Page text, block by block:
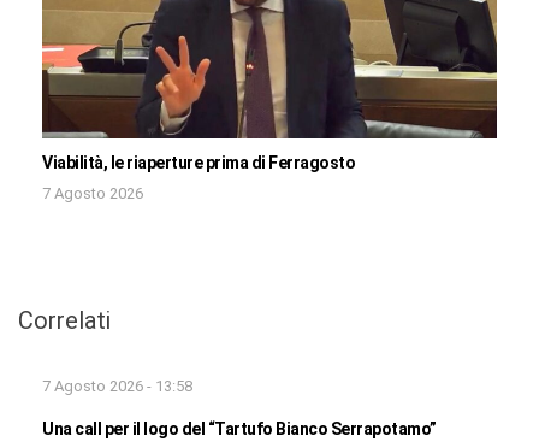
Viabilità, le riaperture prima di Ferragosto
7 Agosto 2026
Correlati
7 Agosto 2026 - 13:58
Una call per il logo del “Tartufo Bianco Serrapotamo”